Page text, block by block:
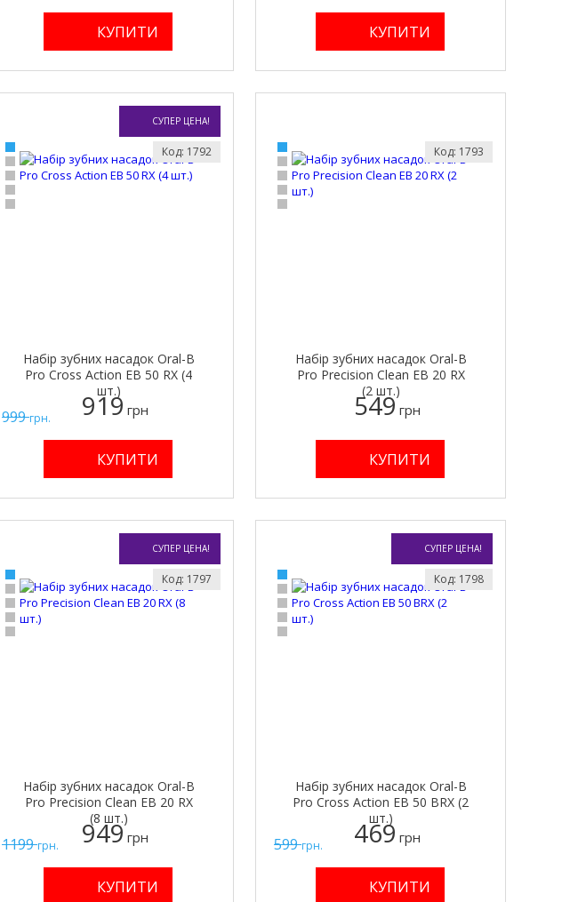
СУПЕР ЦЕНА!
999грн.
Набір зубних насадок Oral-B
Pro Cross Action EB 50 RX (4
шт.)
Код: 1792
919 грн
Набір зубних насадок Oral-B
Pro Precision Clean EB 20 RX
(2 шт.)
Код: 1793
549 грн
СУПЕР ЦЕНА!
1199грн.
Набір зубних насадок Oral-B
Pro Precision Clean EB 20 RX
(8 шт.)
Код: 1797
949 грн
СУПЕР ЦЕНА!
599грн.
Набір зубних насадок Oral-B
Pro Cross Action EB 50 BRX (2
шт.)
Код: 1798
469 грн